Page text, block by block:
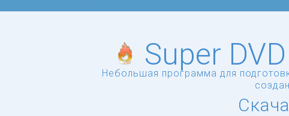
Super
Небольшая программа для